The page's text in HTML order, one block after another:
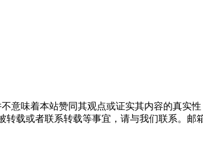
味着本站赞同其观点或证实其内容的真实性
载或者联系转载等事宜，请与我们联系。邮箱